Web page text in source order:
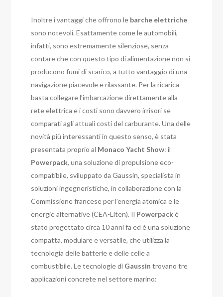
Inoltre i vantaggi che offrono le barche elettriche
sono notevoli. Esattamente come le automobili,
infatti, sono estremamente silenziose, senza
contare che con questo tipo di alimentazione non si
producono fumi di scarico, a tutto vantaggio di una
navigazione piacevole e rilassante. Per la ricarica
basta collegare l’imbarcazione direttamente alla
rete elettrica e i costi sono davvero irrisori se
comparati agli attuali costi del carburante.Una delle
novità più interessanti in questo senso, è stata
presentata proprio al Monaco Yacht Show: il
Powerpack, una soluzione di propulsione eco-
compatibile, sviluppato da Gaussin, specialista in
soluzioni ingegneristiche, in collaborazione con la
Commissione francese per l’energia atomica e le
energie alternative (CEA-Liten). Il Powerpackè
stato progettato circa 10 anni fa ed è una soluzione
compatta, modulare e versatile, che utilizza la
tecnologia delle batterie e delle celle a
combustibile. Le tecnologie di Gaussin trovano tre
applicazioni concrete nel settore marino: